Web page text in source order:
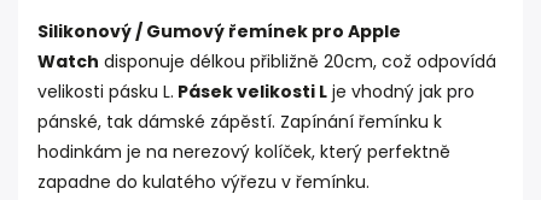
Silikonový / Gumový řemínek pro Apple
Watch disponuje délkou přibližně 20cm, což odpovídá
velikosti pásku L. Pásek velikosti L je vhodný jak pro
pánské, tak dámské zápěstí. Zapínání řemínku k
hodinkám je na nerezový kolíček, který perfektně
zapadne do kulatého výřezu v řemínku.